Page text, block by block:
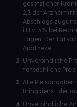
gesetzlicher
2,3 der
Abschlags
i.H.v. 5% bei
Tagen. Der
Apotheke.
2 Unverbindliche
tatsächliche
3 Alle
Bringdienst der
4 Unverbindliche